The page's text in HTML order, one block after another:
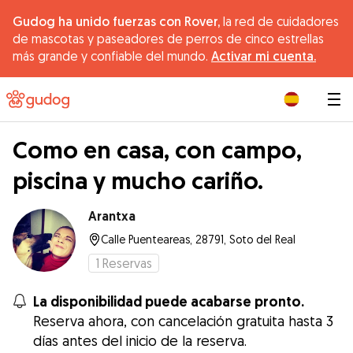
Gudog ha unido fuerzas con Rover, la red de cuidadores
de mascotas y paseadores de perros de cinco estrellas
más grande y confiable del mundo. Activar mi cuenta.
Como en casa, con campo,
piscina y mucho cariño.
Arantxa
Calle Puenteareas, 28791, Soto del Real
1 Reservas
La disponibilidad puede acabarse pronto.
Reserva ahora, con cancelación gratuita hasta 3
días antes del inicio de la reserva.